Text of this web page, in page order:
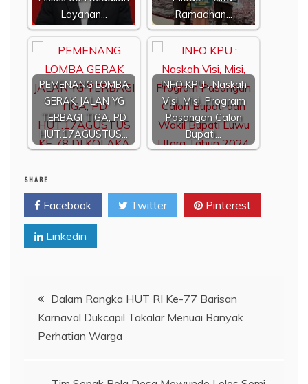
Layanan…
Ramadhan…
PEMENANG LOMBA
GERAK JALAN YG
TERBAGI TIGA, PD
HUT.17AGUSTUS…
INFO KPU : Naskah
Visi, Misi, Program
Pasangan Calon
Bupati…
SHARE
Facebook Twitter Pinterest
Linkedin
Navigasi
pos
Dalam Rangka HUT RI Ke-77 Barisan
Karnaval Dukcapil Takalar Menuai Banyak
Perhatian Warga